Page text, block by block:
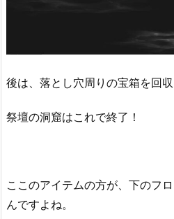
後は、落とし穴周りの宝箱を回収
祭壇の洞窟はこれで終了！
ここのアイテムの方が、下のフ
んですよね。